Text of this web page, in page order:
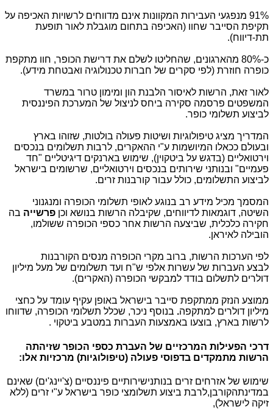
91% מנפגעי העבירות המקוונות אינם מדווחים לרשויות האכיפה על
תקיפת הסייבר שחוו (האכיפה בתחום מוגבלת לאור תופעת
תת-דיווח).
כ-80% מהארגונים, שהחליטו לשלם את דרישת הכופר, חוו מתקפת
כופרה חוזרת (לפי סקרים של חברות טכנולוגיה ואבטחת מידע).
לאור זאת, הרשות לאיסור הלבנת הון ומימון טרור במשרד
המשפטים פרסמה סקירה ביחס לניצול של המערכת הפיננסית
לביצוע תשלומי כופר.
המדריך מציג טיפולוגיות ושיטות פעולה בולטות, שזוהו בארץ
ובעולם ככאלו המיושמות ע"י ההאקרים, לרבות תשלומים בנכסים
וירטואליים (בדגש על ביטקוין), שימוש בארנקים דיגיטליים "חד
פעמיים" ובנותני שירותים בנכסים וירטואליים, שרשומים בישראל
לביצוע התשלומים, כולל עבור קורבנות זרים.
המסמך מכיל מידע רב בנוגע לאופי תשלומי הכופרה ומנגנוני
השיטה, דוגמאות לדיווחים, שקיבלה הרשות בנושא וכן פרשייה בה
חקירה כלכלית, שביצעה הרשות אחר כספי הכופרה ששולמו,
הובילה לאיראן.
לפי הערכות הרשות, ברוב מקרי הכופרה מנסים הקורבנות
לבצע העברות של עשרות אלפי ש"ח ועד תשלומים של מעל מיליון
דולרים לתשלום בודד למבקשי הכופרה (האקרים).
ממוצע הנזק ממתקפת סייבר בישראל באופן עקיף עומד על כחצי
מיליון דולרים למתקפה. בנוסף ניכר, שכלל תשלומי הכופרה, שדווחו
לרשות בארץ, בוצעו באמצעות העברות במטבע ביטקוי .
דרכי הפעילות המרכזיים של העברת כספי הכופר שזיהתה
הרשות מתמקדים בדפוסי פעולה (טיפולוגיות) מרכזיות אלו:
שימוש של אזרחים זרים בנותנישירותיים פיננסיים (צ'יינג'ים) שאינם
במדינתהקורבן,לרבת ביצוע תשלומצי כופר בישראל ע"י זרים (ללא
זיקה לישראל),